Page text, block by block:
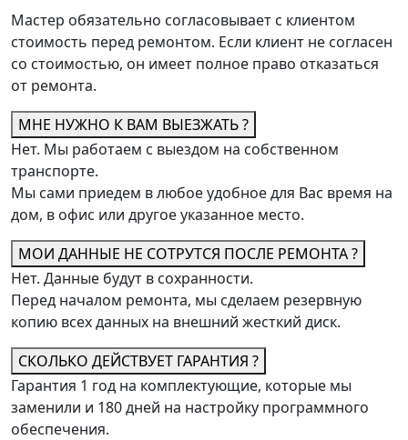
Мастер обязательно согласовывает с клиентом
стоимость перед ремонтом. Если клиент не согласен
со стоимостью, он имеет полное право отказаться
от ремонта.
МНЕ НУЖНО К ВАМ ВЫЕЗЖАТЬ ?
Нет. Мы работаем с выездом на собственном
транспорте.
Мы сами приедем в любое удобное для Вас время на
дом, в офис или другое указанное место.
МОИ ДАННЫЕ НЕ СОТРУТСЯ ПОСЛЕ РЕМОНТА ?
Нет. Данные будут в сохранности.
Перед началом ремонта, мы сделаем резервную
копию всех данных на внешний жесткий диск.
СКОЛЬКО ДЕЙСТВУЕТ ГАРАНТИЯ ?
Гарантия 1 год на комплектующие, которые мы
заменили и 180 дней на настройку программного
обеспечения.